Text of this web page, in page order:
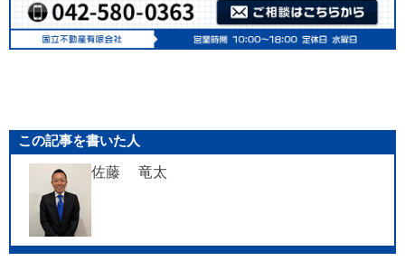
この記事を書いた人
佐藤 竜太